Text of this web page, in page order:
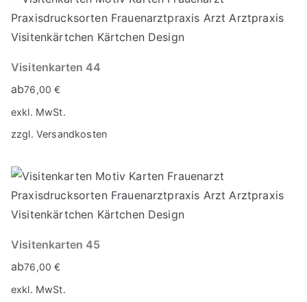
Visitenkarten 44
ab76,00€
exkl. MwSt.
zzgl. Versandkosten
Visitenkarten 45
ab76,00€
exkl. MwSt.